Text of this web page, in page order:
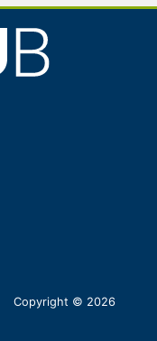
Copyright © 2026